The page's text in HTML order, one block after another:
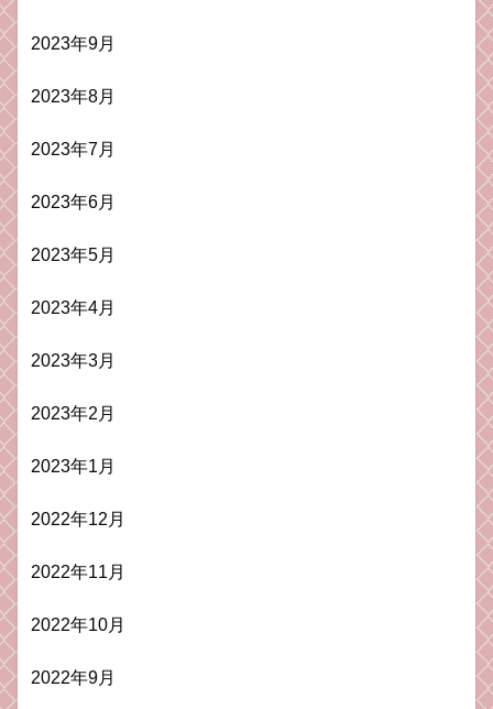
2023年9月
2023年8月
2023年7月
2023年6月
2023年5月
2023年4月
2023年3月
2023年2月
2023年1月
2022年12月
2022年11月
2022年10月
2022年9月